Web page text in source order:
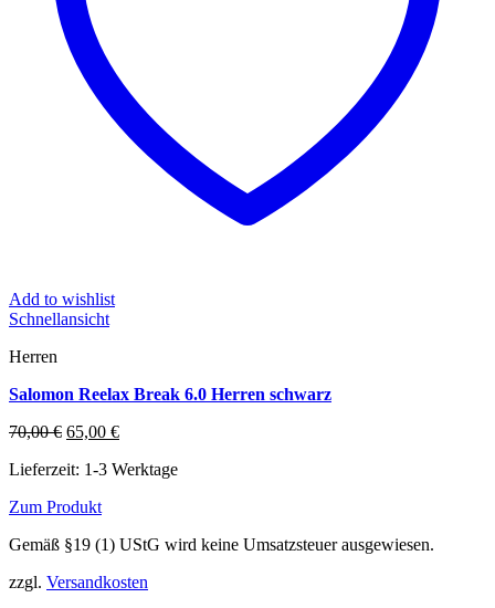
Add to wishlist
Schnellansicht
Herren
Salomon Reelax Break 6.0 Herren schwarz
70,00€ Ursprünglicher
war:
65,00 €Aktueller
ist:
Lieferzeit: 1-3 Werktage
Zum Produkt
Produkt
mehrere
Gemäß §19 (1) UStG wird keine Umsatzsteuer ausgewiesen.
zzgl. Versandkosten